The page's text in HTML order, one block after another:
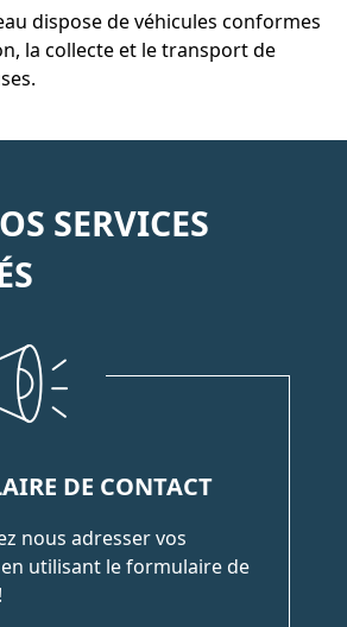
dispose de véhicules conformes
la collecte et le transport de
SERVICES
DE CONTACT
nous adresser vos
utilisant le formulaire de